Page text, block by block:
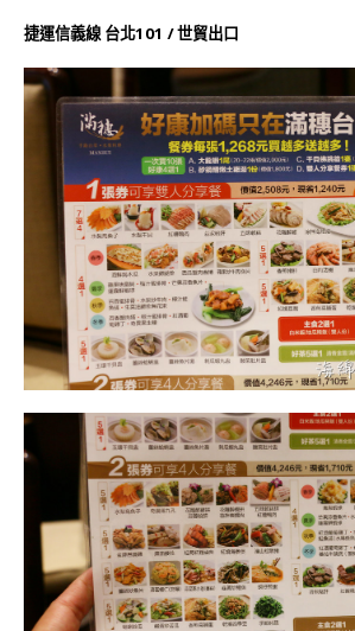
捷運信義線 台北101 / 世貿出口